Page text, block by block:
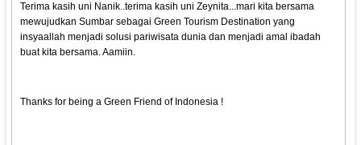
Terima kasih uni Nanik..terima kasih uni Zeynita...mari kita bersama
mewujudkan Sumbar sebagai Green Tourism Destination yang
insyaallah menjadi solusi pariwisata dunia dan menjadi amal ibadah
buat kita bersama. Aamiin.
Thanks for being a Green Friend of Indonesia !